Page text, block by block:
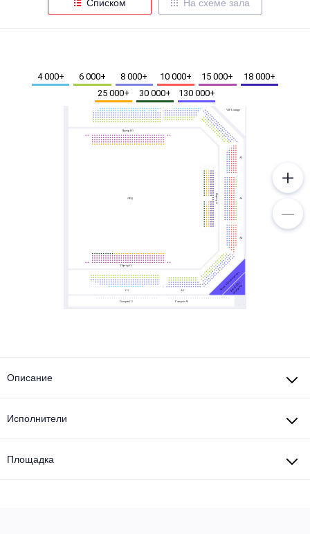
Списком На схеме зала
Описание
Исполнители
Площадка